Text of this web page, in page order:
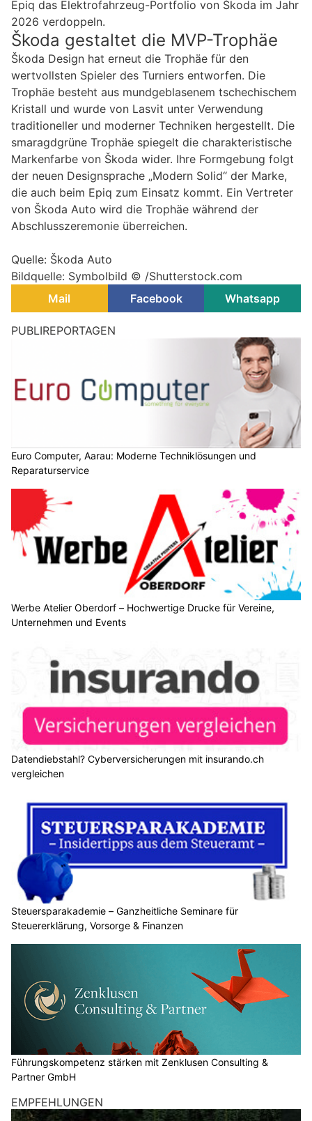
Epiq das Elektrofahrzeug-Portfolio von Škoda im Jahr
2026 verdoppeln.
Škoda gestaltet die MVP-Trophäe
Škoda Design hat erneut die Trophäe für den
wertvollsten Spieler des Turniers entworfen. Die
Trophäe besteht aus mundgeblasenem tschechischem
Kristall und wurde von Lasvit unter Verwendung
traditioneller und moderner Techniken hergestellt. Die
smaragdgrüne Trophäe spiegelt die charakteristische
Markenfarbe von Škoda wider. Ihre Formgebung folgt
der neuen Designsprache „Modern Solid“ der Marke,
die auch beim Epiq zum Einsatz kommt. Ein Vertreter
von Škoda Auto wird die Trophäe während der
Abschlusszeremonie überreichen.
Quelle: Škoda Auto
Bildquelle: Symbolbild © /Shutterstock.com
Mail
Facebook Whatsapp
Zwei-Millionster Gast und neuer Weltrekord:
Ischgl bestätigt einmal mehr seine Ausnahmestellung im
alpinen Tourismus: Mit dem Empfang des zwei-millionsten
Gastes der Wintersaison 2025/26 und einem weiteren
Guinness-Weltrekord setzt die Destination gleich zwei
starke Meilensteine und blickt auf eine aussergewöhnlich
erfolgreiche Saison zurück.
Samnaun der zwei-millionste Gast einer Wintersaison begrüsst
werden: Herr Mahler, der gemeinsam mit seiner Frau seit
beeindruckenden 35 Jahren jährlich nach Ischgl reist, wurde
von den Vorständen der Silvrettaseilbahn AG, Markus Walser
und Günther Zangerl, persönlich empfangen.
Steuersparakademie – Ganzheitliche Seminare für Steuererklärung, Vorsorge &
Werbe Atelier Oberdorf – Hochwertige Drucke für Vereine, Unternehmen und Events
Datendiebstahl? Cyberversicherungen mit insurando.ch vergleichen
Schweizer Markenkongress: So nutzen
Unternehmen KI für starke Marken
05.06.26 VON BELMEDIA REDAKTION
Am 10. Juni trifft sich die Schweizer Marketingbranche im
Dolder Grand Hotel zum Schweizer Markenkongress.
Über 100 Referierende zeigen unter dem Motto
„Mannschaftsspiel Markenführung – Teammitglied KI“, wie
Unternehmen künstliche Intelligenz sinnvoll einsetzen und
Euro Computer, Aarau: Moderne Techniklösungen und Reparaturservice
Spektakulärer Marketing-Stunt: Duplantis
springt über 5,50 Meter hohe LIDL-Produktwand